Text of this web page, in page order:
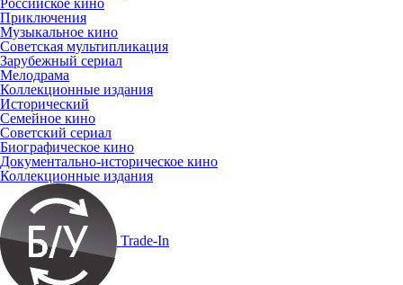
Приключения
Музыкальное кино
Советская мультипликация
Зарубежный сериал
Мелодрама
Коллекционные издания
Исторический
Семейное кино
Советский сериал
Биографическое кино
Документально-историческое кино
Коллекционные издания
Trade-In